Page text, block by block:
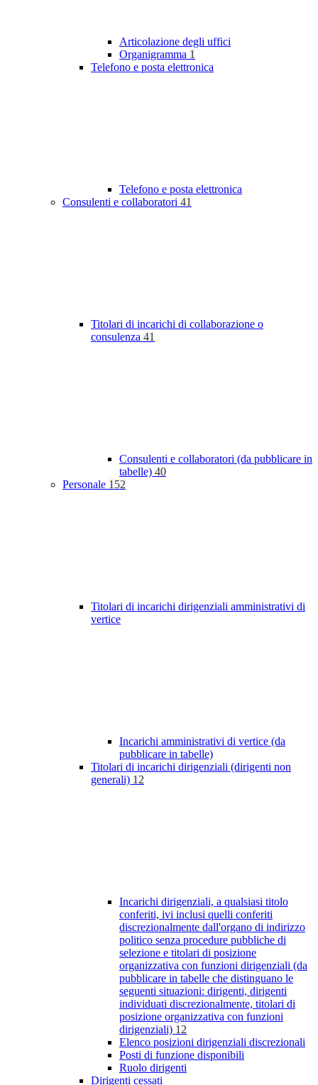
Articolazione degli uffici
Organigramma 1
Telefono e posta elettronica
Telefono e posta elettronica
Consulenti e collaboratori 41
Titolari di incarichi di collaborazione o
consulenza 41
Consulenti e collaboratori (da pubblicare in
tabelle) 40
Personale 152
Titolari di incarichi dirigenziali amministrativi di
vertice
Incarichi amministrativi di vertice (da
pubblicare in tabelle)
Titolari di incarichi dirigenziali (dirigenti non
generali) 12
Incarichi dirigenziali, a qualsiasi titolo
conferiti, ivi inclusi quelli conferiti
discrezionalmente dall'organo di indirizzo
politico senza procedure pubbliche di
selezione e titolari di posizione
organizzativa con funzioni dirigenziali (da
pubblicare in tabelle che distinguano le
seguenti situazioni: dirigenti, dirigenti
individuati discrezionalmente, titolari di
posizione organizzativa con funzioni
dirigenziali) 12
Elenco posizioni dirigenziali discrezionali
Posti di funzione disponibili
Ruolo dirigenti
Dirigenti cessati